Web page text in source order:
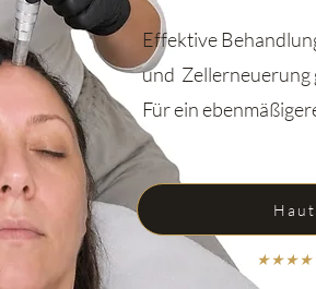
Effektive
und Zellerneuerung
Für ein
★★★★★